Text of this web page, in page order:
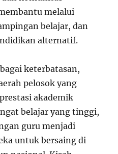
melalui
belajar, dan
alternatif.
keterbatasan,
pelosok yang
akademik
belajar yang tinggi,
guru menjadi
untuk bersaing di